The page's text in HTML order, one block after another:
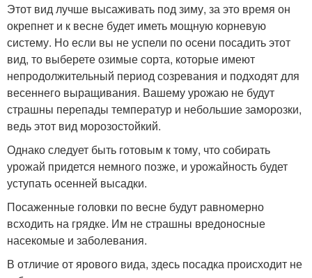
Этот вид лучше высаживать под зиму, за это время он
окрепнет и к весне будет иметь мощную корневую
систему. Но если вы не успели по осени посадить этот
вид, то выберете озимые сорта, которые имеют
непродолжительный период созревания и подходят для
весеннего выращивания. Вашему урожаю не будут
страшны перепады температур и небольшие заморозки,
ведь этот вид морозостойкий.
Однако следует быть готовым к тому, что собирать
урожай придется немного позже, и урожайность будет
уступать осенней высадки.
Посаженные головки по весне будут равномерно
всходить на грядке. Им не страшны вредоносные
насекомые и заболевания.
В отличие от ярового вида, здесь посадка происходит не